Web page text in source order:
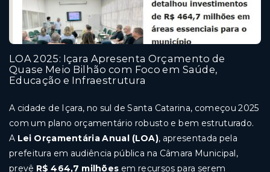
LOA 2025: Içara Apresenta Orçamento de
Quase Meio Bilhão com Foco em Saúde,
Educação e Infraestrutura
A cidade de Içara, no sul de Santa Catarina, começou 2025
com um plano orçamentário robusto e bem estruturado.
A Lei Orçamentária Anual (LOA), apresentada pela
prefeitura em audiência pública na Câmara Municipal,
prevê R$ 464,7 milhões em recursos para serem